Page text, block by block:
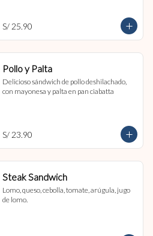
S/ 25.90
Pollo y Palta
Delicioso sándwich de pollo deshilachado,
con mayonesa y palta en pan ciabatta
S/ 23.90
Steak Sandwich
Lomo, queso, cebolla, tomate, arúgula, jugo
de lomo.